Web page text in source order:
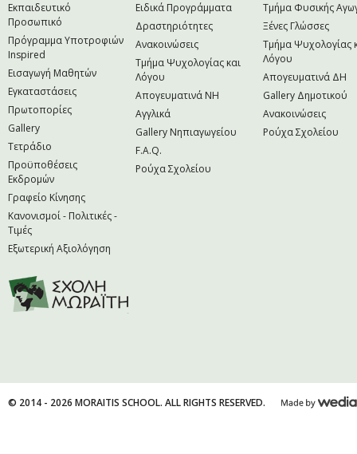
Εκπαιδευτικό
Προσωπικό
Πρόγραμμα Υποτροφιών
Inspired
Εισαγωγή Μαθητών
Εγκαταστάσεις
Πρωτοπορίες
Gallery
Τετράδιο
Προϋποθέσεις
Εκδρομών
Γραφείο Κίνησης
Κανονισμοί - Πολιτικές -
Τιμές
Εξωτερική Αξιολόγηση
Ειδικά Προγράμματα
Δραστηριότητες
Ανακοινώσεις
Τμήμα Ψυχολογίας και
Λόγου
Απογευματινά NH
Αγγλικά
Gallery Νηπιαγωγείου
F.A.Q.
Ρούχα Σχολείου
Τμήμα Φυσικής
Ξένες Γλώσσες
Τμήμα Ψυχολογίας
Λόγου
Απογευματινά ΔΗ
Gallery Δημοτικού
Ανακοινώσεις
Ρούχα Σχολείου
© 2014 - 2026 MORAITIS SCHOOL. ALL RIGHTS RESERVED.